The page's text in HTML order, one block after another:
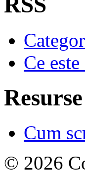
Ce
Resurse
Cum
© 2026